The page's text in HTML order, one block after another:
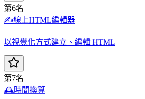
第6名
✍️線上HTML編輯器
以視覺化方式建立、編輯 HTML
第7名
🕰️時間換算